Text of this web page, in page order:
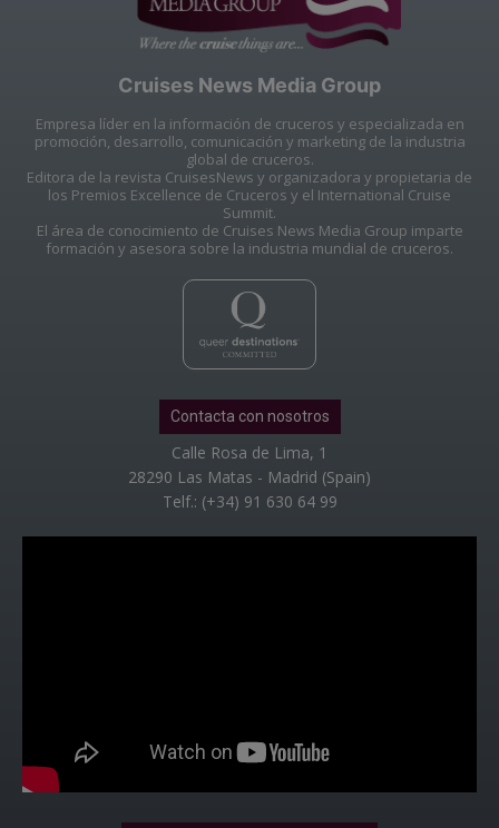
Cruises News Media Group
Empresa líder en la información de cruceros y especializada en
promoción, desarrollo, comunicación y marketing de la industria
global de cruceros.
Editora de la revista CruisesNews y organizadora y propietaria de
los Premios Excellence de Cruceros y el International Cruise
Summit.
El área de conocimiento de Cruises News Media Group imparte
formación y asesora sobre la industria mundial de cruceros.
Contacta con nosotros
Calle Rosa de Lima, 1
28290 Las Matas - Madrid (Spain)
Telf.: (+34) 91 630 64 99